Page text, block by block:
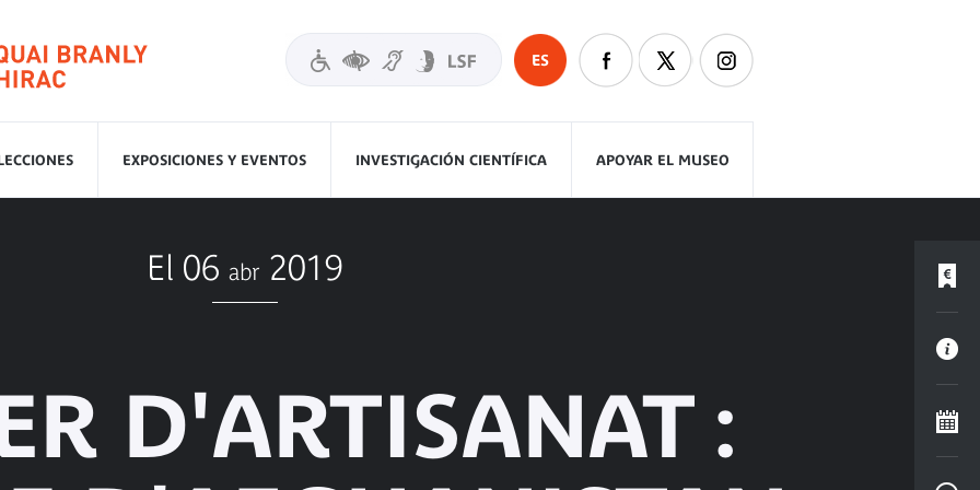
ES
EXPOSICIONES Y EVENTOS INVESTIGACIÓN CIENTÍFICA APOYAR EL MUSEO
El 06 abr 2019
D'ARTISANAT :